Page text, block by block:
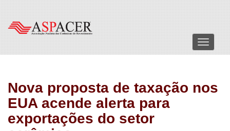
Menu
Nova proposta de taxação nos
EUA acende alerta para
exportações do setor